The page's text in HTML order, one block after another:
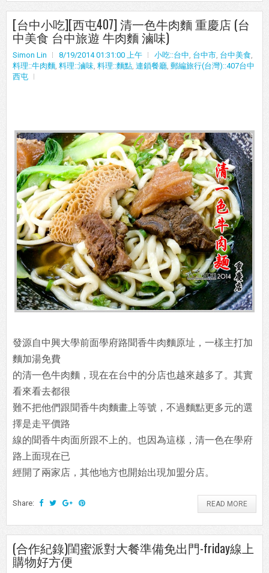
[台中小吃][西屯407] 清一色牛肉麵 重慶店 (台
中美食 台中旅遊 牛肉麵 滷味)
Simon Lin 8/19/2014 01:31:00 上午 小吃::台中, 台中市, 台中美食,
料理::牛肉麵, 料理::滷味, 料理::麵點, 連鎖餐廳, 郵編旅行(台灣)::407台中
西屯
發源自中興大學前面學府路聞香牛肉麵原址，一樣主打加
麵加湯免費
的清一色牛肉麵，現在在台中的分店也越來越多了。其實
看來看去都很
難不把他們跟聞香牛肉麵畫上等號，不過麵點更多元的選
擇是走平價路
線的聞香牛肉面所跟不上的。也因為這樣，清一色在學府
路上面現在已
經開了兩家店，其他地方也開始出現加盟分店。
Share: READ MORE
(合作紀錄)閨蜜派對大餐準備免出門-friday線上
購物好方便